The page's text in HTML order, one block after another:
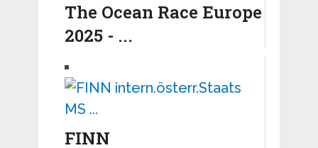
The Ocean Race Europe
2025 - ...
FINN